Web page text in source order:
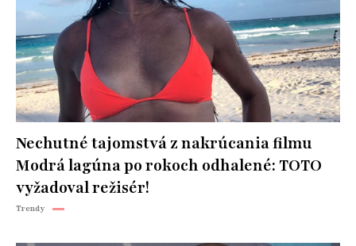
Nechutné tajomstvá z nakrúcania filmu
Modrá lagúna po rokoch odhalené: TOTO
vyžadoval režisér!
Trendy